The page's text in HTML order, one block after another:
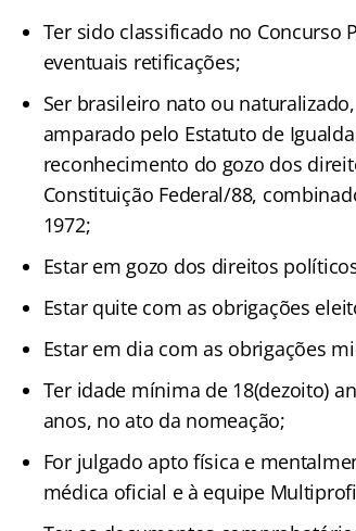
Ter sido classificado no Concurso
eventuais retificações;
Ser brasileiro nato ou
amparado pelo Estatuto de
reconhecimento do gozo dos
Constituição Federal/88,
1972;
Estar em gozo dos direitos
Estar quite com as obrigações
Estar em dia com as obrigações
Ter idade mínima de 18(dezoito)
anos, no ato da nomeação;
For julgado apto física e
médica oficial e à equipe